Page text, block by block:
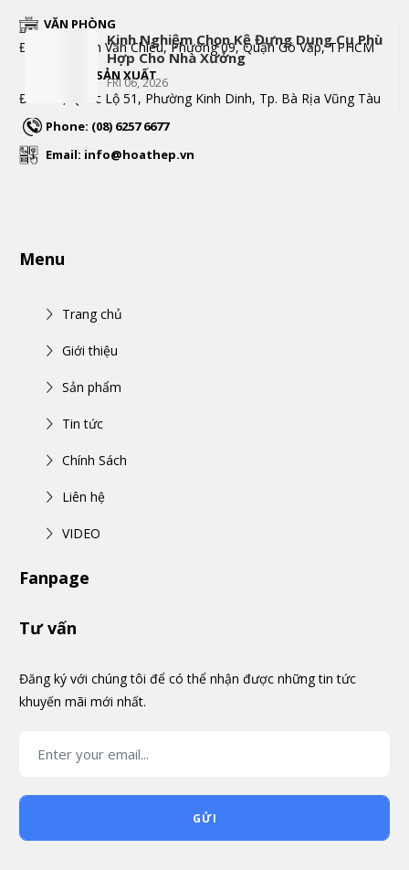
Kinh Nghiệm Chọn Kệ Đựng Dụng Cụ Phù
Hợp Cho Nhà Xưởng
FRI 06, 2026
VĂN PHÒNG
Đc: 172 Phạm Văn Chiêu, Phường 09, Quận Gò Vấp, TPHCM
XƯỞNG SẢN XUẤT
Đc: 197, Quốc Lộ 51, Phường Kinh Dinh, Tp. Bà Rịa Vũng Tàu
Phone: (08) 6257 6677
Email: info@hoathep.vn
Menu
Trang chủ
Giới thiệu
Sản phẩm
Tin tức
Chính Sách
Liên hệ
VIDEO
Fanpage
Tư vấn
Đăng ký với chúng tôi để có thể nhận được những tin tức
khuyến mãi mới nhất.
GỬI